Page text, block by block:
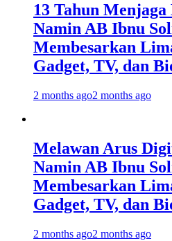
13 Tahun
Namin AB Ibnu
Membesarkan
Gadget, TV, dan
2 months ago2 months ago
Melawan Arus
Namin AB Ibnu
Membesarkan
Gadget, TV, dan
2 months ago2 months ago